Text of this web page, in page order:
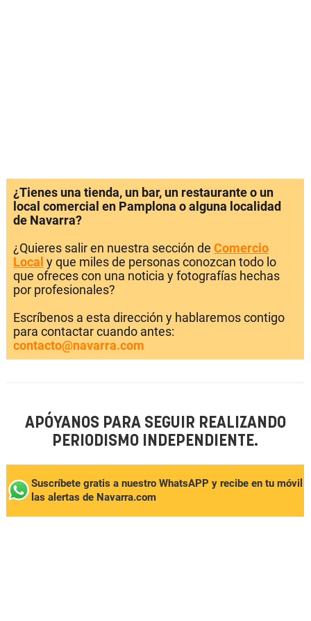
¿Tienes una tienda, un bar, un restaurante o un
local comercial en Pamplona o alguna localidad
de Navarra?
¿Quieres salir en nuestra sección de Comercio
Local y que miles de personas conozcan todo lo
que ofreces con una noticia y fotografías hechas
por profesionales?
Escríbenos a esta dirección y hablaremos contigo
para contactar cuando antes:
contacto@navarra.com
APÓYANOS PARA SEGUIR REALIZANDO
PERIODISMO INDEPENDIENTE.
Suscríbete gratis a nuestro WhatsAPP y recibe en tu móvil
las alertas de Navarra.com